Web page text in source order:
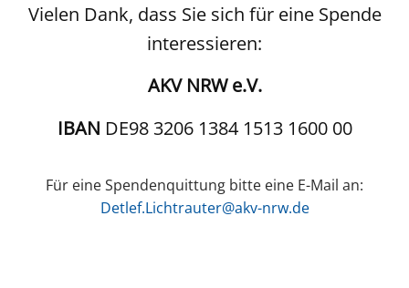
Vielen Dank, dass Sie sich für eine Spende
interessieren:
AKV NRW e.V.
IBAN DE98 3206 1384 1513 1600 00
Für eine Spendenquittung bitte eine E-Mail an:
Detlef.Lichtrauter@akv-nrw.de